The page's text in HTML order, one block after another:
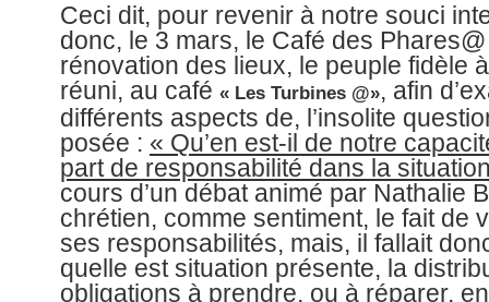
Ceci dit, pour revenir à notre souci
donc, le 3 mars, le Café des
rénovation des lieux, le peuple fidèle
réuni, au café « Les Turbines @», afin
différents aspects de, l’insolite
posée : « Qu’en est-il de notre
part de responsabilité dans la
cours d’un débat animé par Nathalie
chrétien, comme sentiment, le fait de
ses responsabilités, mais, il fallait
quelle est situation présente, la
obligations à prendre, ou à réparer,